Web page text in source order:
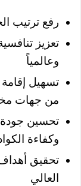
رفع ترتيب
تعزيز
وعالمياً
تسهيل
من جهات
تحسين جودة
وكفاءة
العالي